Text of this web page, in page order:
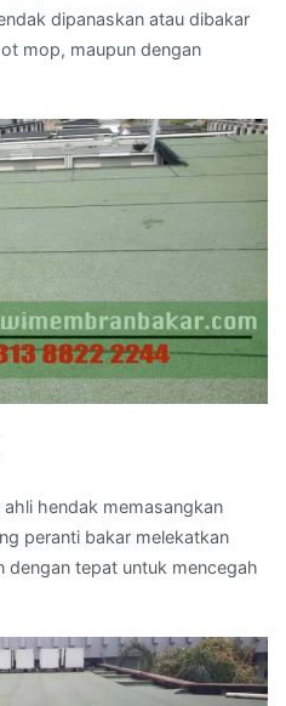
dipanaskan atau dibakar
mop, maupun dengan
hendak memasangkan
peranti bakar melekatkan
dengan tepat untuk mencegah